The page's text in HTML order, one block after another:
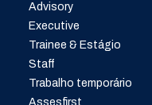
Advisory
Executive
Trainee & Estágio
Staff
Trabalho temporário
Assesfirst